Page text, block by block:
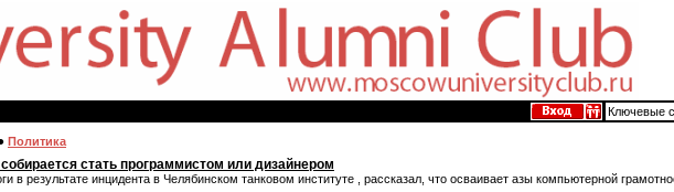
Политика
стать программистом или дизайнером
в результате инцидента в Челябинском танковом институте , рассказал, что осваивает азы компьютерной